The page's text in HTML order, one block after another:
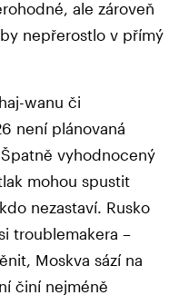
ale zároveň
nepřerostlo v přímý
wanu či
není plánovaná
vyhodnocený
mohou spustit
nezastaví. Rusko
troublemakera –
Moskva sází na
činí nejméně